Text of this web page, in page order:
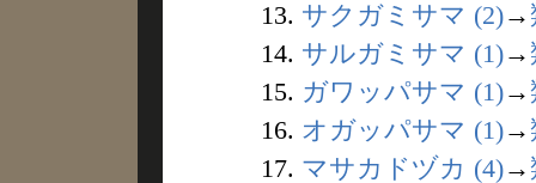
13. サクガミサマ (2)→
14. サルガミサマ (1)→
15. ガワッパサマ (1)→
16. オガッパサマ (1)→
17. マサカドヅカ (4)→